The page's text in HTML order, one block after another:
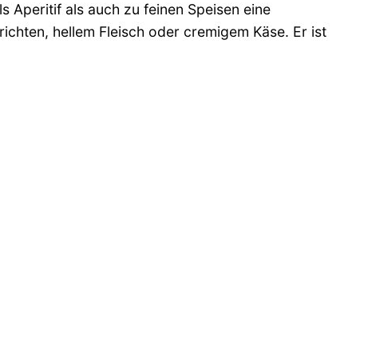
Aperitif als auch zu feinen Speisen eine
hellem Fleisch oder cremigem Käse. Er ist